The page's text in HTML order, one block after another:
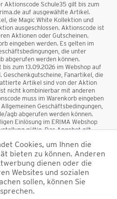
Schule35 gilt bis zum
auf ausgewählte Artikel.
die Magic White Kollektion und
ausgeschlossen. Aktionscode ist
Aktionen oder Gutscheinen.
eingeben werden. Es gelten im
die unter
abgerufen werden können.
zum 13.09.2026 im Webshop auf
Fanartikel, die
Artikel sind von der Aktion
nicht kombinierbar mit anderen
muss im Warenkorb eingeben
Geschäftsbedingungen,
agb abgerufen werden können.
Einlösung im ERIMA Webshop
gültig. Das Angebot gilt
vom Rabatt ausgeschlossen. Der
Aktionen oder Gutscheinen
beträgt 50 €
inkl. Mehrwertsteuer und zzgl.
wenn nicht anders
Cookies, um Ihnen die
bieten zu können. Anderen
dienen oder die
Websites und sozialen
sollen, können Sie